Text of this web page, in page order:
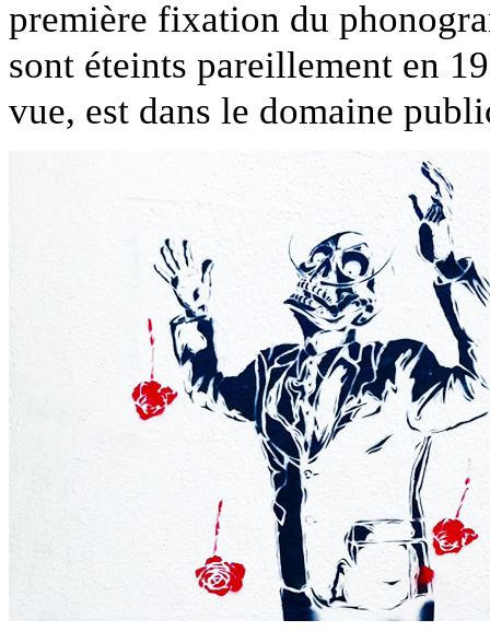
première fixation du
sont éteints pareillement en
vue, est dans le domaine